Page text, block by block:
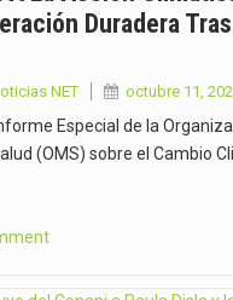
Duradera Tras
NET octubre 11,
Especial de la
(OMS) sobre el Cambio